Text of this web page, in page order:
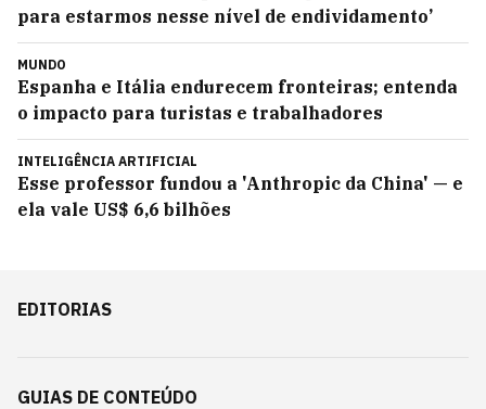
para estarmos nesse nível de endividamento’
MUNDO
Espanha e Itália endurecem fronteiras; entenda
o impacto para turistas e trabalhadores
INTELIGÊNCIA ARTIFICIAL
Esse professor fundou a 'Anthropic da China' — e
ela vale US$ 6,6 bilhões
EDITORIAS
GUIAS DE CONTEÚDO